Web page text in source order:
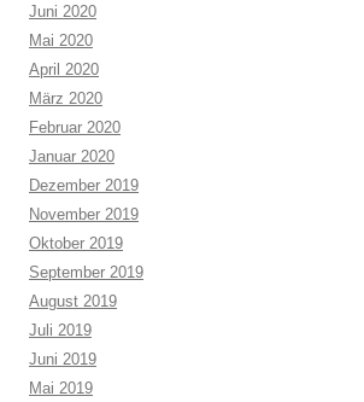
Juni 2020
Mai 2020
April 2020
März 2020
Februar 2020
Januar 2020
Dezember 2019
November 2019
Oktober 2019
September 2019
August 2019
Juli 2019
Juni 2019
Mai 2019